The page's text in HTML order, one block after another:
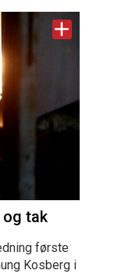
og tak
første
Kosberg i